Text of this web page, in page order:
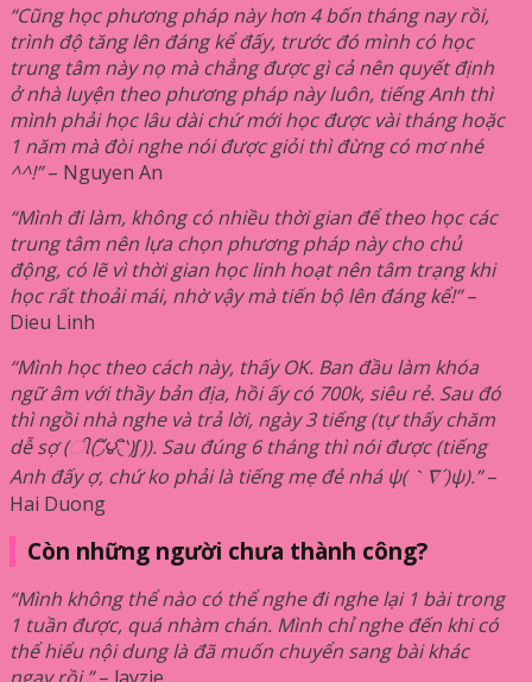
“Cũng học phương pháp này hơn 4 bốn tháng nay rồi,
trình độ tăng lên đáng kể đấy, trước đó mình có học
trung tâm này nọ mà chẳng được gì cả nên quyết định
ở nhà luyện theo phương pháp này luôn, tiếng Anh thì
mình phải học lâu dài chứ mới học được vài tháng hoặc
1 năm mà đòi nghe nói được giỏi thì đừng có mơ nhé
^^!”– Nguyen An
“Mình đi làm, không có nhiều thời gian để theo học các
trung tâm nên lựa chọn phương pháp này cho chủ
động, có lẽ vì thời gian học linh hoạt nên tâm trạng khi
học rất thoải mái, nhờ vậy mà tiến bộ lên đáng kể!”–
Dieu Linh
“Mình học theo cách này, thấy OK. Ban đầu làm khóa
ngữ âm với thầy bản địa, hồi ấy có 700k, siêu rẻ. Sau đó
thì ngồi nhà nghe và trả lời, ngày 3 tiếng (tự thấy chăm
dễ sợ (ી(΄◞ิ౪◟ิ‵)ʃ)). Sau đúng 6 tháng thì nói được (tiếng
Anh đấy ợ, chứ ko phải là tiếng mẹ đẻ nhá ψ(｀∇´)ψ).”–
Hai Duong
Còn những người chưa thành công?
“Mình không thể nào có thể nghe đi nghe lại 1 bài trong
1 tuần được, quá nhàm chán. Mình chỉ nghe đến khi có
thể hiểu nội dung là đã muốn chuyển sang bài khác